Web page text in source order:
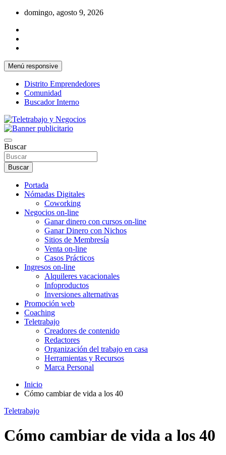
Saltar
contenido
domingo, agosto 9, 2026
Menú responsive
Distrito Emprendedores
Comunidad
Buscador Interno
Teletrabajo y Negocios
Buscar
Buscar
Portada
Nómadas Digitales
Coworking
Negocios on-line
Ganar dinero con cursos on-line
Ganar Dinero con Nichos
Sitios de Membresía
Venta on-line
Casos Prácticos
Ingresos on-line
Alquileres vacacionales
Infoproductos
Inversiones alternativas
Promoción web
Coaching
Teletrabajo
Creadores de contenido
Redactores
Organización del trabajo en casa
Herramientas y Recursos
Marca Personal
Inicio
Cómo cambiar de vida a los 40
Teletrabajo
Cómo cambiar de vida a los 40